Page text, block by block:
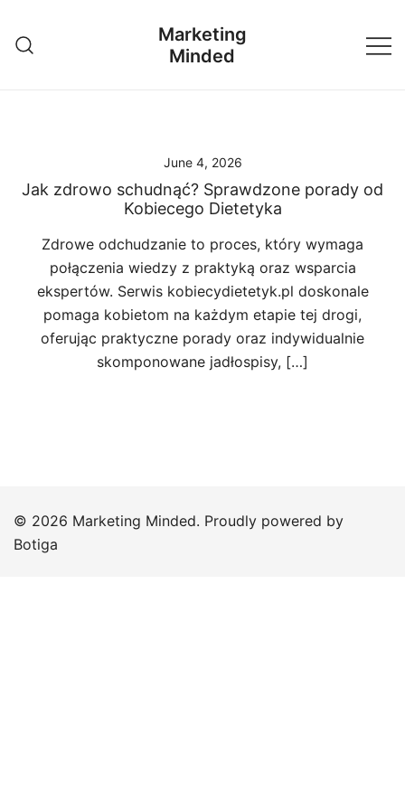
content
Marketing
Minded
June 4, 2026
Jak zdrowo schudnąć? Sprawdzone porady od
Kobiecego Dietetyka
Zdrowe odchudzanie to proces, który wymaga
połączenia wiedzy z praktyką oraz wsparcia
ekspertów. Serwis kobiecydietetyk.pl doskonale
pomaga kobietom na każdym etapie tej drogi,
oferując praktyczne porady oraz indywidualnie
skomponowane jadłospisy, […]
© 2026 Marketing Minded. Proudly powered by
Botiga